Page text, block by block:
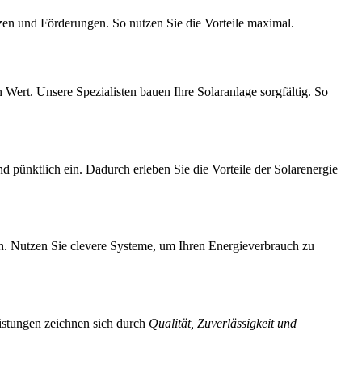
und Förderungen. So nutzen Sie die Vorteile maximal.
Unsere Spezialisten bauen Ihre Solaranlage sorgfältig. So
pünktlich ein. Dadurch erleben Sie die Vorteile der Solarenergie
Sie clevere Systeme, um Ihren Energieverbrauch zu
zeichnen sich durch Qualität, Zuverlässigkeit und